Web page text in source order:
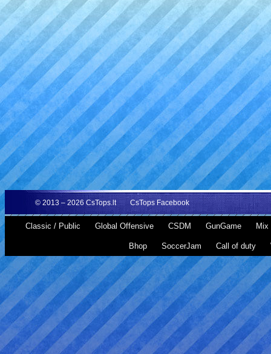
© 2013 – 2026 CsTops.lt CsTops Facebook
Classic / Public Global Offensive CSDM GunGame Mix
Bhop SoccerJam Call of duty